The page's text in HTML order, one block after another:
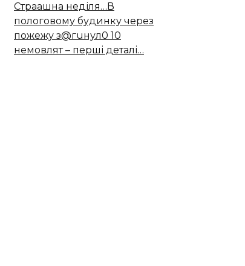
Cтраашна неділя…В
пологовому будинку через
пожежу з@гuнул0 10
немовлят – перші деталі…